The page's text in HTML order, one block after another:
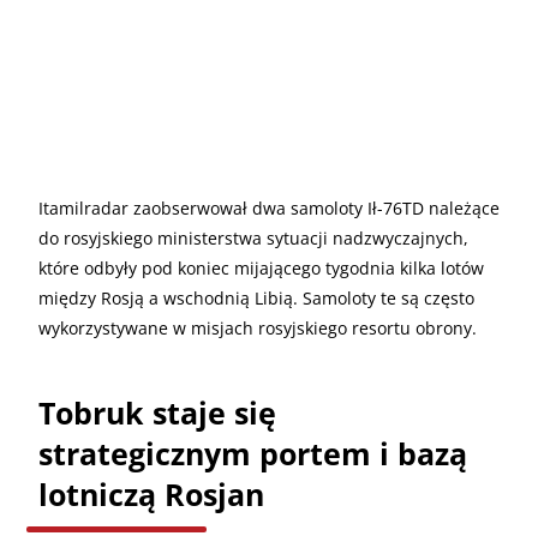
Itamilradar zaobserwował dwa samoloty Ił-76TD należące
do rosyjskiego ministerstwa sytuacji nadzwyczajnych,
które odbyły pod koniec mijającego tygodnia kilka lotów
między Rosją a wschodnią Libią. Samoloty te są często
wykorzystywane w misjach rosyjskiego resortu obrony.
Tobruk staje się
strategicznym portem i bazą
lotniczą Rosjan